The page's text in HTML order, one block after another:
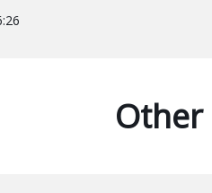
Other